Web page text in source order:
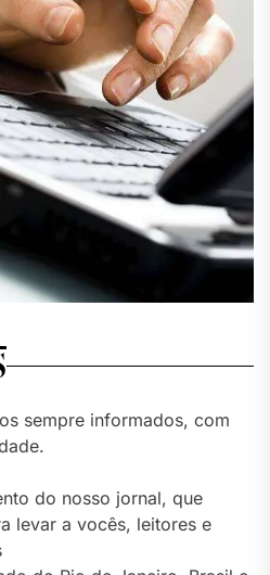
sempre informados, com
do nosso jornal, que
levar a vocês, leitores e